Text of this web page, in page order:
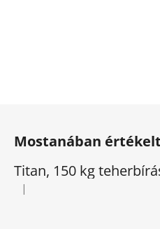
Mostanában
A termék értékelése 5-ből 5
|